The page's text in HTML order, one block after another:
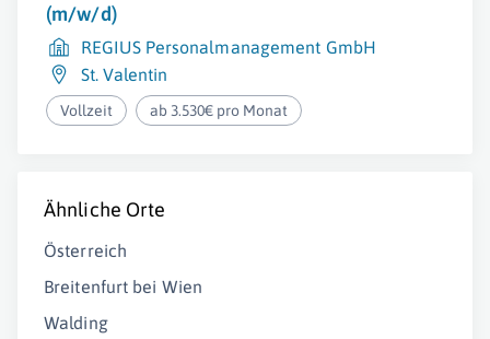
(m/w/d)
REGIUS Personalmanagement GmbH
St. Valentin
Vollzeit ab 3.530€ pro Monat
Ähnliche Orte
Österreich
Breitenfurt bei Wien
Walding